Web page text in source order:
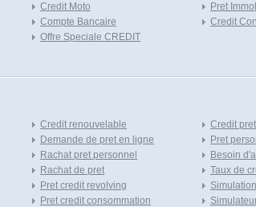
Credit Moto
Compte Bancaire
Offre Speciale CREDIT
Pret
Credit
Credit renouvelable
Demande de pret en ligne
Rachat pret personnel
Rachat de pret
Pret credit revolving
Pret credit consommation
Credit
Pret
Besoin
Taux de